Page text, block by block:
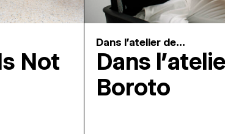
Not
Dans l'atelier de...
Dans
Boroto